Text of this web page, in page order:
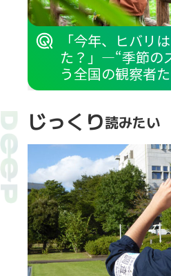
「今年、ヒバリ
た？」—“季節の
う全国の観察者
じっくり読みたい